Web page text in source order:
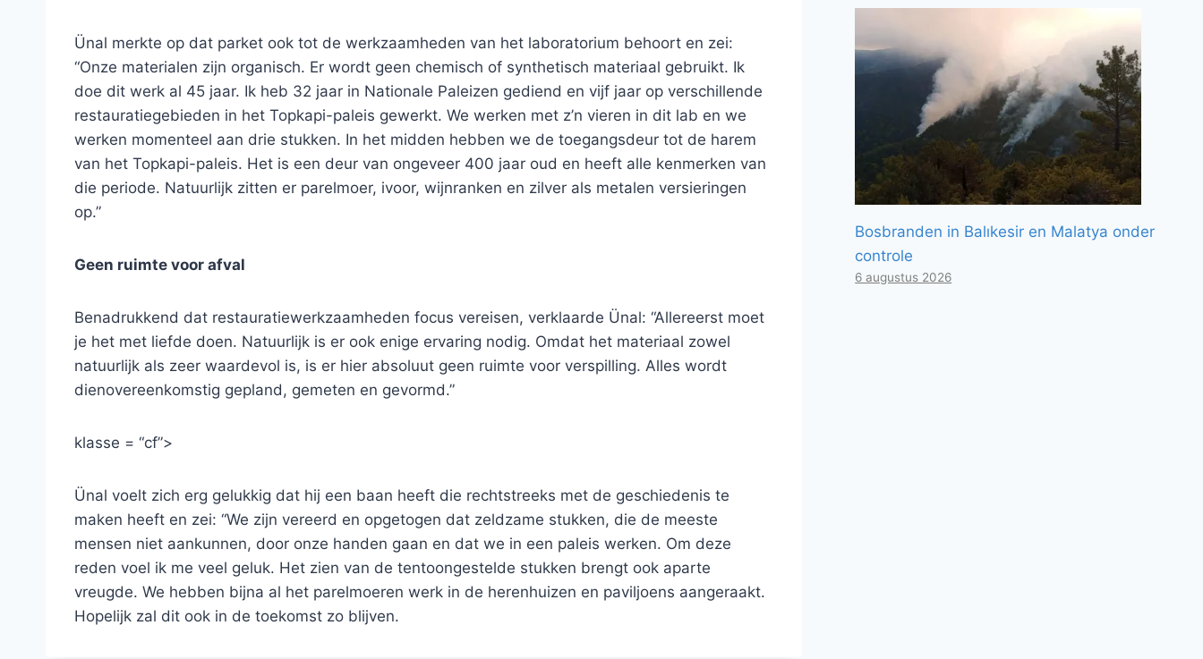
Ünal merkte op dat parket ook tot de werkzaamheden van het laboratorium behoort en zei:
“Onze materialen zijn organisch. Er wordt geen chemisch of synthetisch materiaal gebruikt. Ik
doe dit werk al 45 jaar. Ik heb 32 jaar in Nationale Paleizen gediend en vijf jaar op verschillende
restauratiegebieden in het Topkapi-paleis gewerkt. We werken met z’n vieren in dit lab en we
werken momenteel aan drie stukken. In het midden hebben we de toegangsdeur tot de harem
van het Topkapi-paleis. Het is een deur van ongeveer 400 jaar oud en heeft alle kenmerken van
die periode. Natuurlijk zitten er parelmoer, ivoor, wijnranken en zilver als metalen versieringen
op.”
Geen ruimte voor afval
Benadrukkend dat restauratiewerkzaamheden focus vereisen, verklaarde Ünal: “Allereerst moet
je het met liefde doen. Natuurlijk is er ook enige ervaring nodig. Omdat het materiaal zowel
natuurlijk als zeer waardevol is, is er hier absoluut geen ruimte voor verspilling. Alles wordt
dienovereenkomstig gepland, gemeten en gevormd.”
klasse = “cf”>
Ünal voelt zich erg gelukkig dat hij een baan heeft die rechtstreeks met de geschiedenis te
maken heeft en zei: “We zijn vereerd en opgetogen dat zeldzame stukken, die de meeste
mensen niet aankunnen, door onze handen gaan en dat we in een paleis werken. Om deze
reden voel ik me veel geluk. Het zien van de tentoongestelde stukken brengt ook aparte
vreugde. We hebben bijna al het parelmoeren werk in de herenhuizen en paviljoens aangeraakt.
Hopelijk zal dit ook in de toekomst zo blijven.
Bosbranden in Balıkesir en Malatya onder
controle
6 augustus 2026